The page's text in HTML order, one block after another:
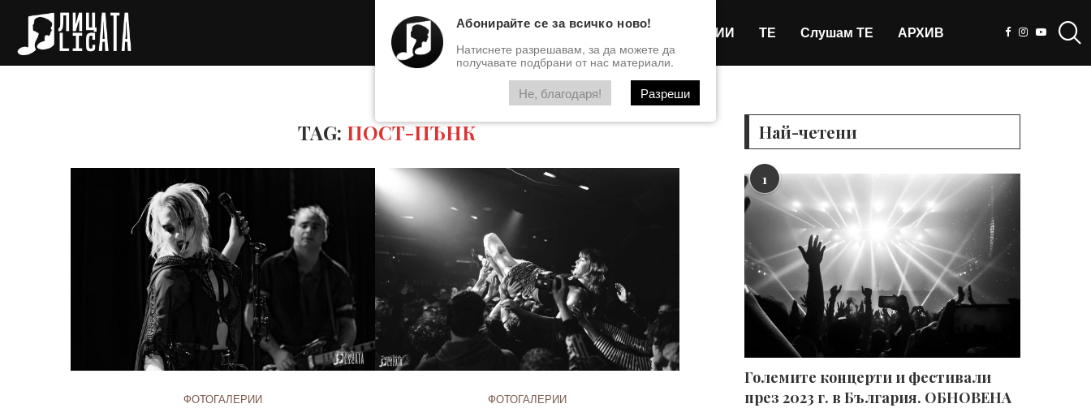
Интервю ФОТОГАЛЕРИИ ТЕ Слушам ТЕ АРХИВ
TAG: ПОСТ-ПЪНК
ФОТОГАЛЕРИИ ФОТОГАЛЕРИИ
Най-четени
1
Големите концерти и фестивали
през 2023 г. в България. ОБНОВЕНА
Абонирайте се за всичко ново!
Натиснете разрешавам, за да можете да
получавате подбрани от нас материали.
Не, благодаря! Разреши